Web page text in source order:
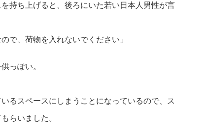
持ち上げると、後ろにいた若い日本人男性が言
で、荷物を入れないでください」
っぽい。
るスペースにしまうことになっているので、ス
らいました。